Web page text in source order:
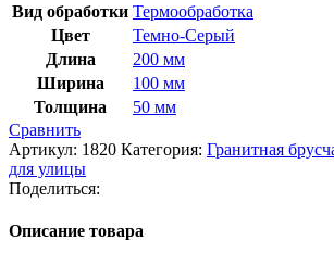
Вид обработки Термообработка
Цвет
Темно-Серый
Длина
200 мм
Ширина
100 мм
Толщина
50 мм
Сравнить
Артикул: 1820 Категория: Гранитная
для улицы
Поделиться:
Описание товара